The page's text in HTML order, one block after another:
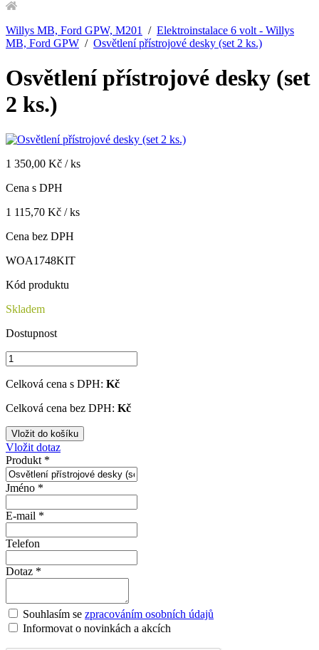
Willys MB, Ford GPW, M201 / Elektroinstalace 6 volt - Willys
MB, Ford GPW / Osvětlení přístrojové desky (set 2 ks.)
Osvětlení přístrojové desky (set
2 ks.)
1 350,00 Kč / ks
Cena s DPH
1 115,70 Kč / ks
Cena bez DPH
WOA1748KIT
Kód produktu
Skladem
Dostupnost
Celková cena s DPH: Kč
Celková cena bez DPH: Kč
Vložit dotaz
Produkt *
Jméno *
E-mail *
Telefon
Dotaz *
Souhlasím se zpracováním osobních údajů
Informovat o novinkách a akcích